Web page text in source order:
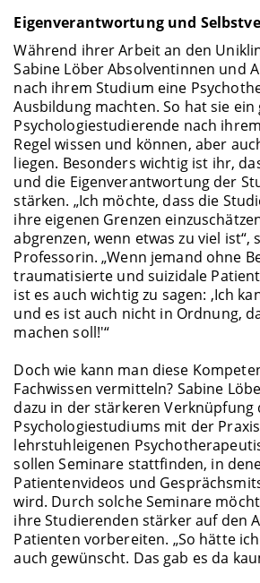
Eigenverantwortung und
Während ihrer Arbeit an den
Sabine Löber Absolventinnen und
nach ihrem Studium eine
Ausbildung machten. So hat sie ein
Psychologiestudierende nach
Regel wissen und können, aber
liegen. Besonders wichtig ist ihr,
und die Eigenverantwortung der
stärken. „Ich möchte, dass die
ihre eigenen Grenzen
abgrenzen, wenn etwas zu viel ist“,
Professorin. „Wenn jemand ohne
traumatisierte und suizidale
ist es auch wichtig zu sagen: ‚Ich
und es ist auch nicht in Ordnung,
machen soll!'“
Doch wie kann man diese
Fachwissen vermitteln? Sabine
dazu in der stärkeren Verknüpfung
Psychologiestudiums mit der
lehrstuhleigenen
sollen Seminare stattfinden, in
Patientenvideos und
wird. Durch solche Seminare
ihre Studierenden stärker auf den
Patienten vorbereiten. „So hätte
auch gewünscht. Das gab es da